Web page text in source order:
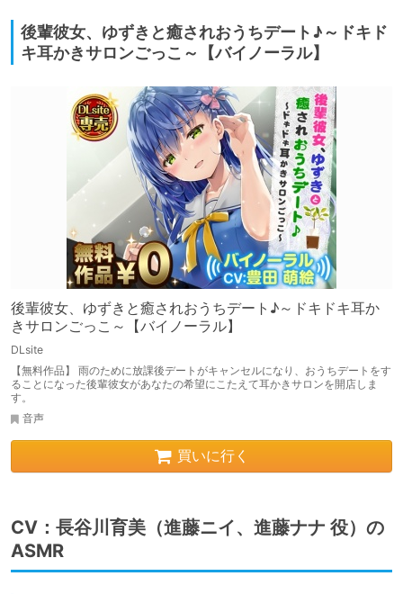
後輩彼女、ゆずきと癒されおうちデート♪～ドキド
キ耳かきサロンごっこ～【バイノーラル】
後輩彼女、ゆずきと癒されおうちデート♪～ドキドキ耳か
きサロンごっこ～【バイノーラル】
DLsite
【無料作品】 雨のために放課後デートがキャンセルになり、おうちデートをす
ることになった後輩彼女があなたの希望にこたえて耳かきサロンを開店しま
す。
音声
買いに行く
CV：長谷川育美（進藤ニイ、進藤ナナ 役）の
ASMR